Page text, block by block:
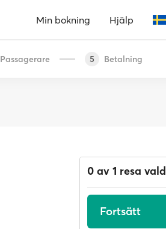
Min bokning Hjälp
Passagerare 5 Betalning
0 av 1 resa vald
Fortsätt